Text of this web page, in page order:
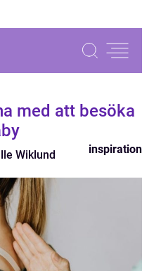
med att besöka
Wiklund inspiration